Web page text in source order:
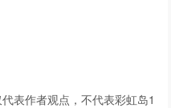
表作者观点，不代表彩虹岛1